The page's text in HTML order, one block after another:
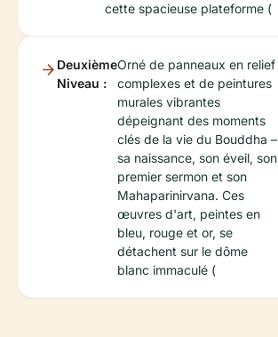
cette spacieuse plateforme (
Deuxième
Niveau :
Orné de panneaux en relief
complexes et de peintures
murales vibrantes
dépeignant des moments
clés de la vie du Bouddha –
sa naissance, son éveil, son
premier sermon et son
Mahaparinirvana. Ces
œuvres d'art, peintes en
bleu, rouge et or, se
détachent sur le dôme
blanc immaculé (